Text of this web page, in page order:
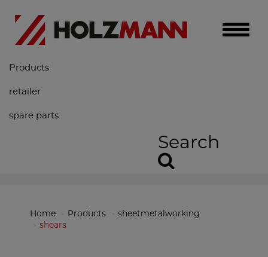
Toggle
Products
retailer
spare parts
Search
Home Products
sheetmetalworking
shears